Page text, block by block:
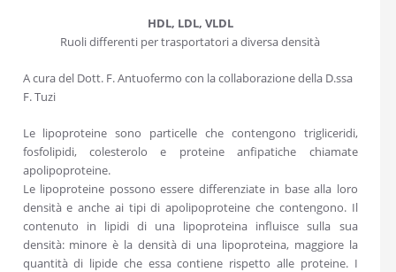
HDL, LDL, VLDL
Ruoli differenti per trasportatori a diversa densità
A cura del Dott. F. Antuofermo con la collaborazione della D.ssa
F. Tuzi
Le lipoproteine sono particelle che contengono trigliceridi,
fosfolipidi, colesterolo e proteine anfipatiche chiamate
apolipoproteine.
Le lipoproteine possono essere differenziate in base alla loro
densità e anche ai tipi di apolipoproteine che contengono. Il
contenuto in lipidi di una lipoproteina influisce sulla sua
densità: minore è la densità di una lipoproteina, maggiore la
quantità di lipide che essa contiene rispetto alle proteine. I